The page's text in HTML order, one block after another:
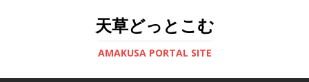
天草どっとこむ
AMAKUSA PORTAL SITE